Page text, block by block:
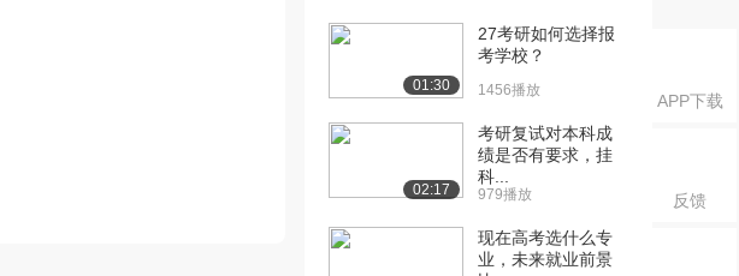
APP下载
反馈
01:30
27考研如何选择报
考学校？
1456播放
02:17
考研复试对本科成
绩是否有要求，挂
科...
979播放
现在高考选什么专
业，未来就业前景